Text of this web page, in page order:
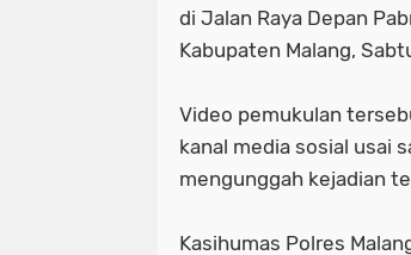
di Jalan Raya Depan
Kabupaten Malang,
Video pemukulan
kanal media sosial usai
mengunggah kejadian
Kasihumas Polres